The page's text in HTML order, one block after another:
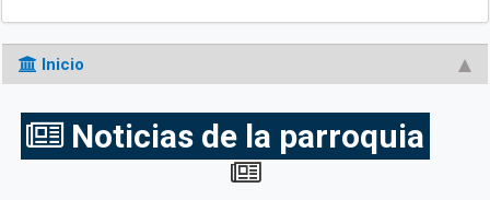
Inicio
Noticias de la parroquia